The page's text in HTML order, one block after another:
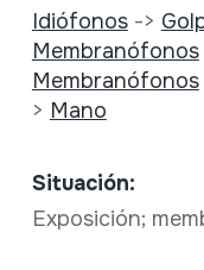
Idiófonos->
Membranófonos
Membranófonos
> Mano
Situación:
Exposición;